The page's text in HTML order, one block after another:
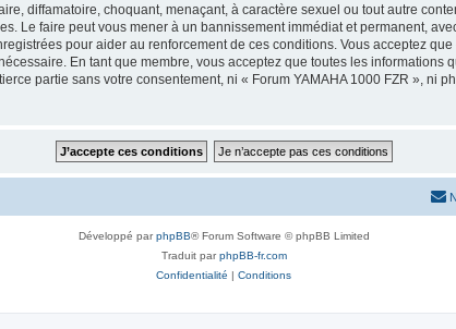
diffamatoire, choquant, menaçant, à caractère sexuel ou tout autre
Le faire peut vous mener à un bannissement immédiat et permanent,
pour aider au renforcement de ces conditions. Vous acceptez
En tant que membre, vous acceptez que toutes les informations
partie sans votre consentement, ni « Forum YAMAHA 1000 FZR », ni
Développé parphpBB® Forum Software © phpBB Limited
Traduit parphpBB-fr.com
Confidentialité | Conditions